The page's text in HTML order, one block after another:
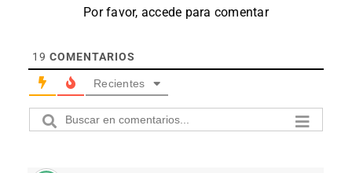
Por favor, accede para comentar
19 COMENTARIOS
Recientes